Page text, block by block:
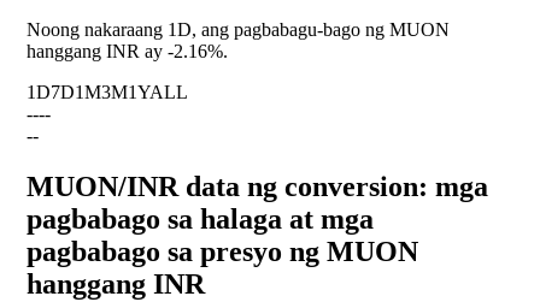
Noong nakaraang 1D, ang pagbabagu-bago ng MUON
hanggang INR ay -2.16%.
1D7D1M3M1YALL
----
--
MUON/INR data ng conversion: mga
pagbabago sa halaga at mga
pagbabago sa presyo ng MUON
hanggang INR